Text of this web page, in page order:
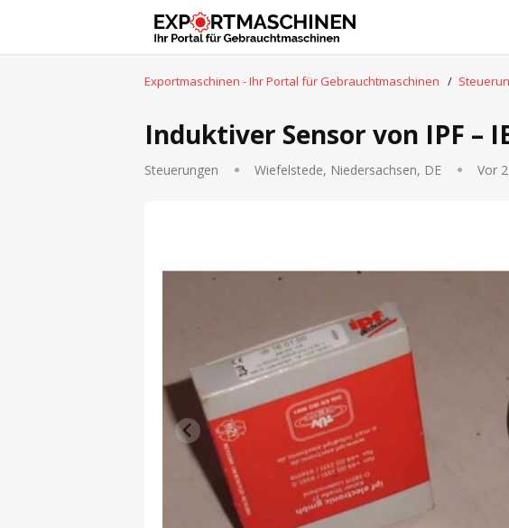
Exportmaschinen - Ihr Portal für Gebrauchtmaschinen /
Induktiver Sensor von IPF –
Steuerungen Wiefelstede, Niedersachsen, DE Vor